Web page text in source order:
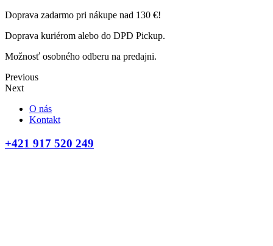
Doprava zadarmo pri nákupe nad 130 €!
Doprava kuriérom alebo do DPD Pickup.
Možnosť osobného odberu na predajni.
Previous
Next
O nás
Kontakt
+421 917 520 249